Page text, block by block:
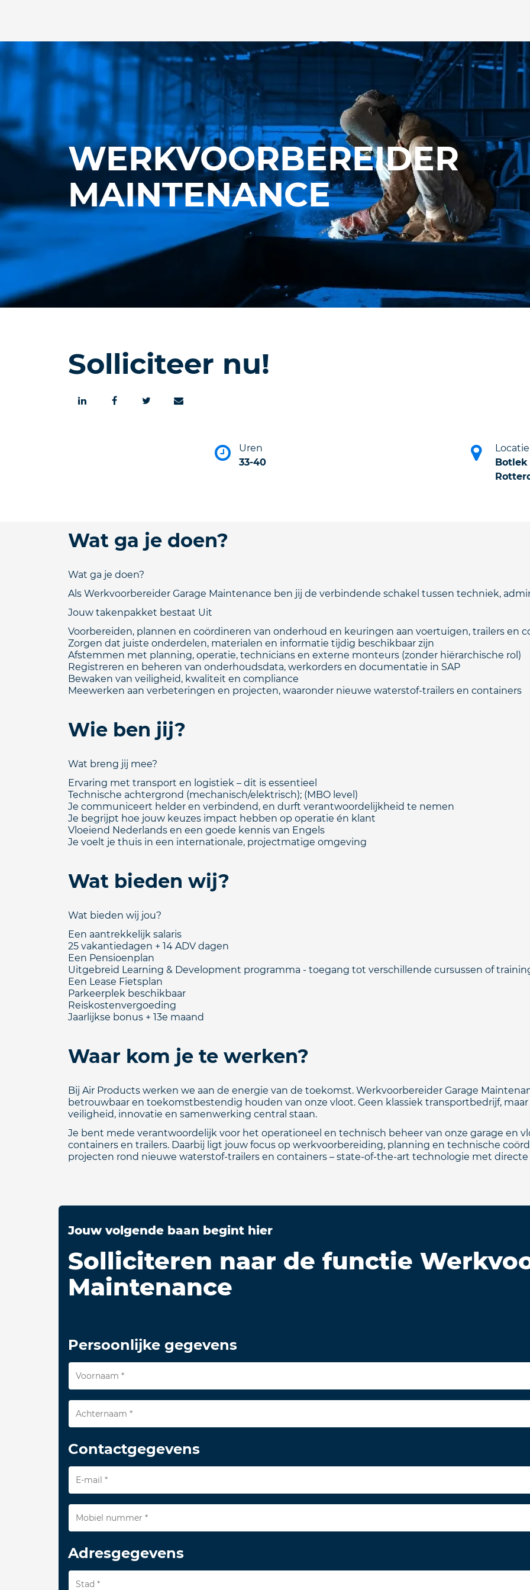
WERKVOORBEREIDER
MAINTENANCE
Solliciteer nu!
Uren
33-40
Locatie
Botlek
Wat ga je doen?
Wat ga je doen?
Als Werkvoorbereider Garage Maintenance ben jij de verbindende schakel tussen techniek,
Jouw takenpakket bestaat Uit
Voorbereiden, plannen en coördineren van onderhoud en keuringen aan voertuigen, trailers en
Zorgen dat juiste onderdelen, materialen en informatie tijdig beschikbaar zijn
Afstemmen met planning, operatie, technicians en externe monteurs (zonder hiërarchische rol)
Registreren en beheren van onderhoudsdata, werkorders en documentatie in SAP
Bewaken van veiligheid, kwaliteit en compliance
Meewerken aan verbeteringen en projecten, waaronder nieuwe waterstof‑trailers en containers
Wie ben jij?
Wat breng jij mee?
Ervaring met transport en logistiek – dit is essentieel
Technische achtergrond (mechanisch/elektrisch); (MBO level)
Je communiceert helder en verbindend, en durft verantwoordelijkheid te nemen
Je begrijpt hoe jouw keuzes impact hebben op operatie én klant
Vloeiend Nederlands en een goede kennis van Engels
Je voelt je thuis in een internationale, projectmatige omgeving
Wat bieden wij?
Wat bieden wij jou?
Een aantrekkelijk salaris
25 vakantiedagen + 14 ADV dagen
Een Pensioenplan
Uitgebreid Learning & Development programma - toegang tot verschillende cursussen of
Een Lease Fietsplan
Parkeerplek beschikbaar
Reiskostenvergoeding
Jaarlijkse bonus + 13e maand
Waar kom je te werken?
Bij Air Products werken we aan de energie van de toekomst. Werkvoorbereider Garage
betrouwbaar en toekomstbestendig houden van onze vloot. Geen klassiek transportbedrijf,
veiligheid, innovatie en samenwerking central staan.
Je bent mede verantwoordelijk voor het operationeel en technisch beheer van onze garage en
containers en trailers. Daarbij ligt jouw focus op werkvoorbereiding, planning en technische
projecten rond nieuwe waterstof‑trailers en containers – state‑of‑the‑art technologie met
Jouw volgende baan begint hier
Solliciteren naar de functie
Maintenance
Persoonlijke gegevens
Contactgegevens
Adresgegevens